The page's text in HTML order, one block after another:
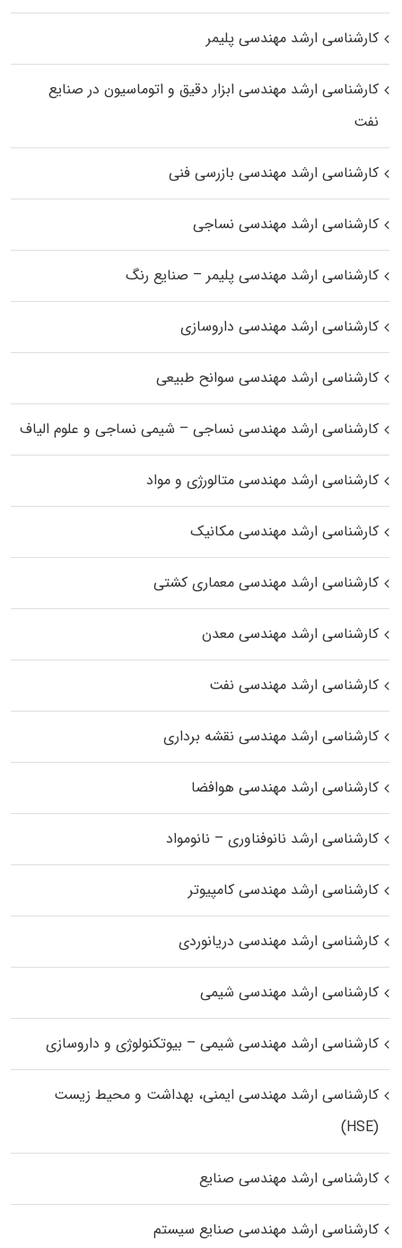
کارشناسی ارشد مهندسی پلیمر
کارشناسی ارشد مهندسی ابزار دقیق و اتوماسیون در صنایع
نفت
کارشناسی ارشد مهندسی بازرسی فنی
کارشناسی ارشد مهندسی نساجی
کارشناسی ارشد مهندسی پلیمر – صنایع رنگ
کارشناسی ارشد مهندسی داروسازی
کارشناسی ارشد مهندسی سوانح طبیعی
کارشناسی ارشد مهندسی نساجی – شیمی نساجی و علوم الیاف
کارشناسی ارشد مهندسی متالورژی و مواد
کارشناسی ارشد مهندسی مکانیک
کارشناسی ارشد مهندسی معماری کشتی
کارشناسی ارشد مهندسی معدن
کارشناسی ارشد مهندسی نفت
کارشناسی ارشد مهندسی نقشه برداری
کارشناسی ارشد مهندسی هوافضا
کارشناسی ارشد نانوفناوری – نانومواد
کارشناسی ارشد مهندسی کامپیوتر
کارشناسی ارشد مهندسی دریانوردی
کارشناسی ارشد مهندسی شیمی
کارشناسی ارشد مهندسی شیمی – بیوتکنولوژی و داروسازی
کارشناسی ارشد مهندسی ایمنی، بهداشت و محیط زیست
(HSE)
کارشناسی ارشد مهندسی صنایع
کارشناسی ارشد مهندسی صنایع سیستم